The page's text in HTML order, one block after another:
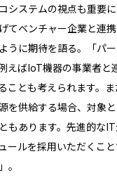
システムの視点も重要
てベンチャー企業と連
うに期待を語る。「パ
えばIoT機器の事業者と
ことも考えられます。
を供給する場合、対象
もあります。先進的な
ールを採用いただくこ
。